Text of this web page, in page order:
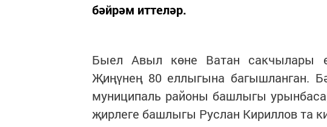
бәйрәм иттеләр.
Быел Авыл көне Ватан сакчылары
Җиңүнең 80 еллыгына багышланган.
муниципаль районы башлыгы
җирлеге башлыгы Руслан Кириллов та